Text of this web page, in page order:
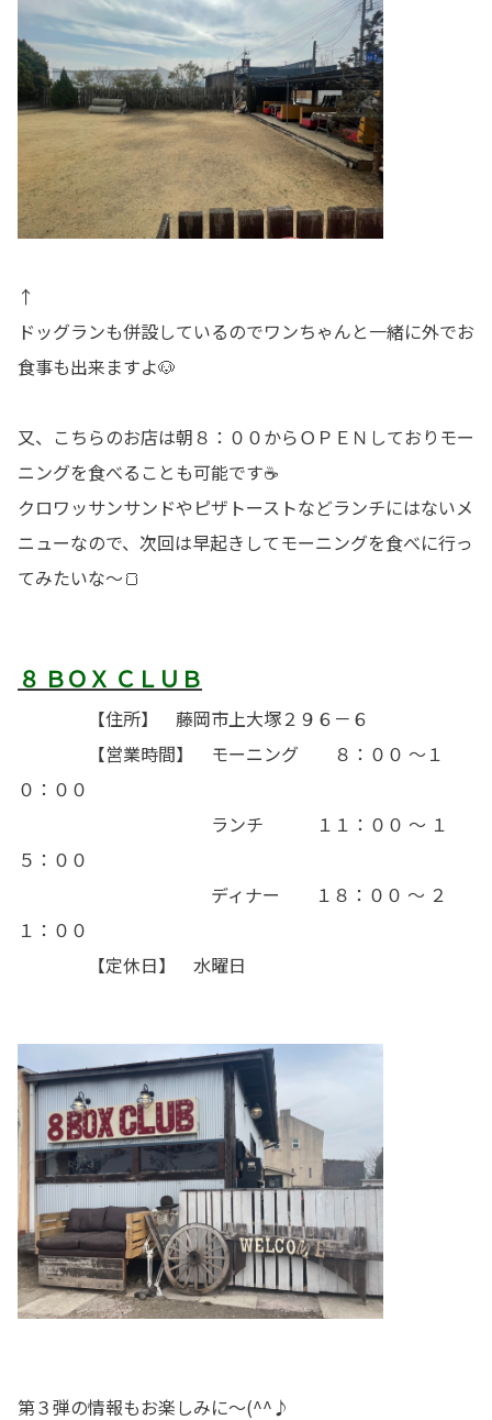
↑
ドッグランも併設しているのでワンちゃんと一緒に外でお
食事も出来ますよ🐶
又、こちらのお店は朝８：００からＯＰＥＮしておりモー
ニングを食べることも可能です☕
クロワッサンサンドやピザトーストなどランチにはないメ
ニューなので、次回は早起きしてモーニングを食べに行っ
てみたいな～🍞
８ ＢＯＸ ＣＬＵＢ
【住所】 藤岡市上大塚２９６－６
【営業時間】 モーニング ８：００ ～１
０：００
ランチ １１：００ ～ １
５：００
ディナー １８：００ ～ ２
１：００
【定休日】 水曜日
第３弾の情報もお楽しみに～(^^♪